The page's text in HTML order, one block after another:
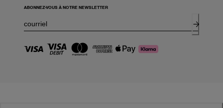
ABONNEZ-VOUS À NOTRE NEWSLETTER